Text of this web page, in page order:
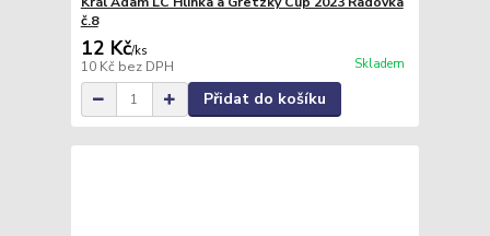
č.8
12 Kč/ks
10 Kč bez DPH Skladem
Přidat do košíku